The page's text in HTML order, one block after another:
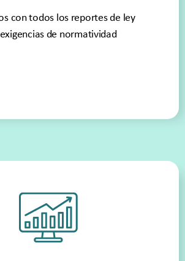
con todos los reportes de ley
de normatividad